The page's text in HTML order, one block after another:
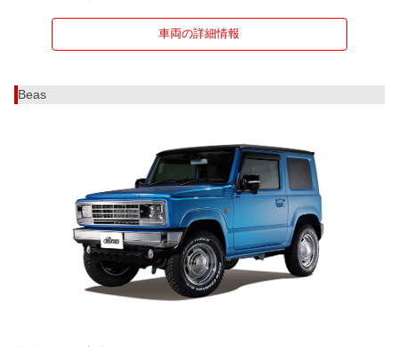
車両の詳細情報
Beas